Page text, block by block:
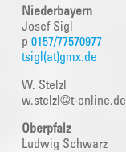
Niederbayern
Josef Sigl
p 0157/77570977
tsigl(at)gmx.de
W. Stelzl
w.stelzl@t-online.de
Oberpfalz
Ludwig Schwarz